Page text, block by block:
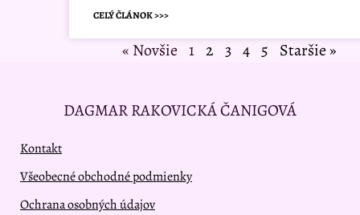
CELÝ ČLÁNOK >>>
« Novšie 1 2 3 4 5 Staršie »
DAGMAR RAKOVICKÁ ČANIGOVÁ
Kontakt
Všeobecné obchodné podmienky
Ochrana osobných údajov